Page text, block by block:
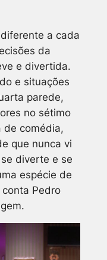
a cada
da
e divertida.
e situações
parede,
no sétimo
de comédia,
que nunca vi
diverte e se
espécie de
Pedro